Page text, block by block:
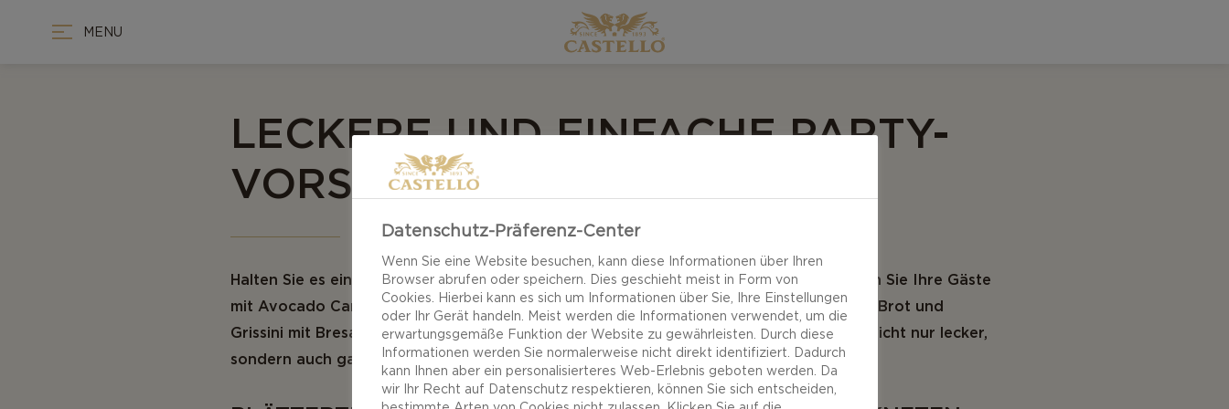
MENU
LECKERE UND EINFACHE PARTY-
VORSPEISEN
Halten Sie es einfach und unkompliziert! Genießen Sie handliche Snacks und verwöhnen Sie Ihre Gäste
mit Avocado Carpaccio mit Castello Cheddar Extra lange gereift, Castello White Käse-Brot und
Grissini mit Bresaola. Klingt kompliziert? Ist es nicht! Diese Dinner-Party-Rezepte sind nicht nur lecker,
sondern auch ganz einfach.
Datenschutz-Präferenz-Center
Wenn Sie eine Website besuchen, kann diese Informationen über Ihren
Browser abrufen oder speichern. Dies geschieht meist in Form von
Cookies. Hierbei kann es sich um Informationen über Sie, Ihre Einstellungen
oder Ihr Gerät handeln. Meist werden die Informationen verwendet, um die
erwartungsgemäße Funktion der Website zu gewährleisten. Durch diese
Informationen werden Sie normalerweise nicht direkt identifiziert. Dadurch
kann Ihnen aber ein personalisierteres Web-Erlebnis geboten werden. Da
wir Ihr Recht auf Datenschutz respektieren, können Sie sich entscheiden,